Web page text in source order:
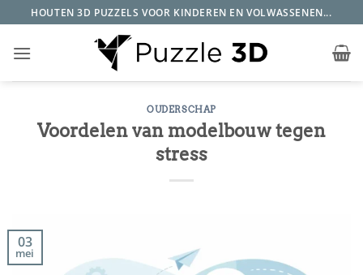
naar
inhoud
HOUTEN 3D PUZZELS VOOR KINDEREN EN VOLWASSENEN...
OUDERSCHAP
Voordelen van modelbouw tegen
stress
03
mei